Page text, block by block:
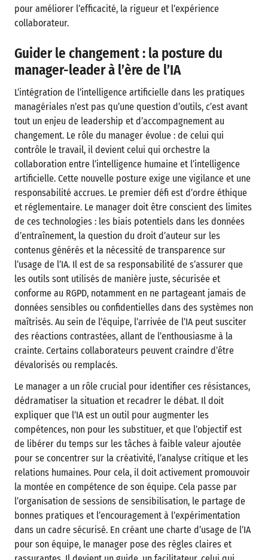
pour améliorer l’efficacité, la rigueur et l’expérience
collaborateur.
Guider le changement : la posture du
manager-leader à l’ère de l’IA
L’intégration de l’intelligence artificielle dans les pratiques
managériales n’est pas qu’une question d’outils, c’est avant
tout un enjeu de leadership et d’accompagnement au
changement. Le rôle du manager évolue : de celui qui
contrôle le travail, il devient celui qui orchestre la
collaboration entre l’intelligence humaine et l’intelligence
artificielle. Cette nouvelle posture exige une vigilance et une
responsabilité accrues. Le premier défi est d’ordre éthique
et réglementaire. Le manager doit être conscient des limites
de ces technologies : les biais potentiels dans les données
d’entraînement, la question du droit d’auteur sur les
contenus générés et la nécessité de transparence sur
l’usage de l’IA. Il est de sa responsabilité de s’assurer que
les outils sont utilisés de manière juste, sécurisée et
conforme au RGPD, notamment en ne partageant jamais de
données sensibles ou confidentielles dans des systèmes non
maîtrisés. Au sein de l’équipe, l’arrivée de l’IA peut susciter
des réactions contrastées, allant de l’enthousiasme à la
crainte. Certains collaborateurs peuvent craindre d’être
dévalorisés ou remplacés.
Le manager a un rôle crucial pour identifier ces résistances,
dédramatiser la situation et recadrer le débat. Il doit
expliquer que l’IA est un outil pour augmenter les
compétences, non pour les substituer, et que l’objectif est
de libérer du temps sur les tâches à faible valeur ajoutée
pour se concentrer sur la créativité, l’analyse critique et les
relations humaines. Pour cela, il doit activement promouvoir
la montée en compétence de son équipe. Cela passe par
l’organisation de sessions de sensibilisation, le partage de
bonnes pratiques et l’encouragement à l’expérimentation
dans un cadre sécurisé. En créant une charte d’usage de l’IA
pour son équipe, le manager pose des règles claires et